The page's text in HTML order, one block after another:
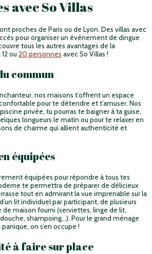
avec So Villas
proches de Paris ou de Lyon. Des villas avec
pour organiser un événement de dingue
tous les autres avantages de la
ou 20 personnes avec So Villas !
commun
nos maisons t’offrent un espace
pour te détendre et t’amuser. Nos
privée, tu pourras te baigner à ta guise,
longueurs le matin ou pour te relaxer en
de charme qui allient authenticité et
équipées
équipées pour répondre à tous tes
te permettra de préparer de délicieux
tout en admirant la vue imprenable sur la
lit individuel par participant, de plusieurs
de maison fourni (serviettes, linge de lit,
shampoing…). Pour le grand ménage
on s’en occupe !
à faire sur place